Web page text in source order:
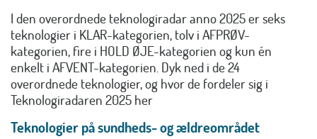
I den overordnede teknologiradar anno 2025 er seks
teknologier i KLAR-kategorien, tolv i AFPRØV-
kategorien, fire i HOLD ØJE-kategorien og kun én
enkelt i AFVENT-kategorien. Dyk ned i de 24
overordnede teknologier, og hvor de fordeler sig i
Teknologiradaren 2025 her
Teknologier på sundheds- og ældreområdet